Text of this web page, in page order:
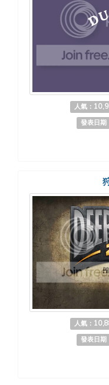
人氣：
發表日
人氣：
發表日